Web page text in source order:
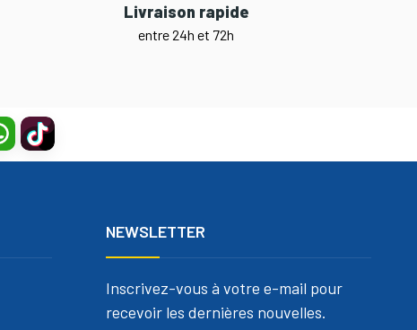
Livraison rapide
entre 24h et 72h
NEWSLETTER
Inscrivez-vous à votre e-mail pour
recevoir les dernières nouvelles.